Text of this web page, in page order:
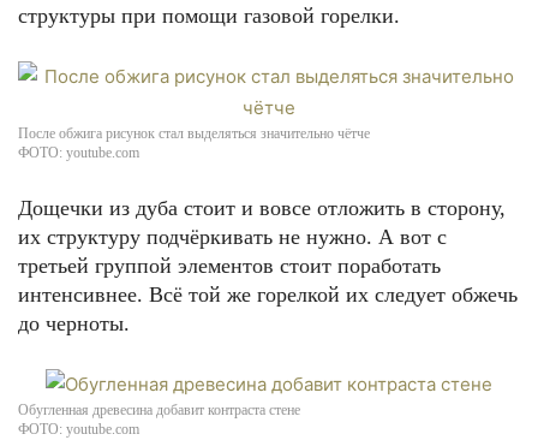
структуры при помощи газовой горелки.
После обжига рисунок стал выделяться значительно чётче
ФОТО: youtube.com
Дощечки из дуба стоит и вовсе отложить в сторону,
их структуру подчёркивать не нужно. А вот с
третьей группой элементов стоит поработать
интенсивнее. Всё той же горелкой их следует обжечь
до черноты.
Обугленная древесина добавит контраста стене
ФОТО: youtube.com